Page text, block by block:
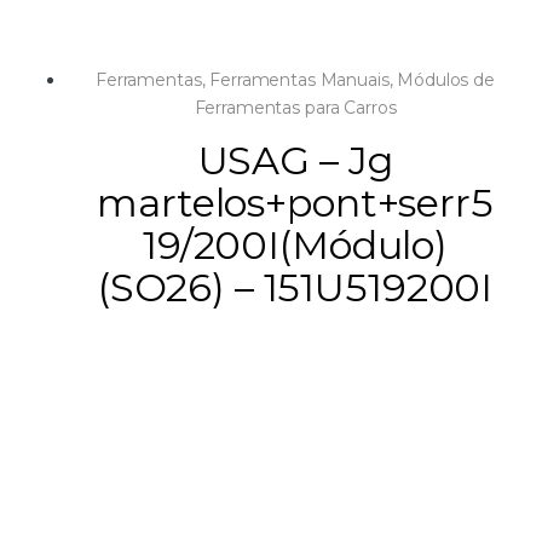
Ferramentas, Ferramentas Manuais, Módulos de
Ferramentas para Carros
USAG – Jg
martelos+pont+serr5
19/200I(Módulo)
(SO26) – 151U519200I